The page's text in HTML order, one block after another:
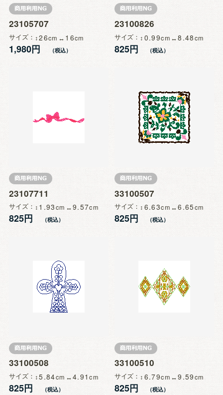
23105707
サイズ 26 16
1,980円
23100826
サイズ 0.99 8.48
825円
23107711
サイズ 1.93 9.57
825円
33100507
サイズ 6.63 6.65
825円
33100508
サイズ 5.84 4.91
825円
33100510
サイズ 6.79 9.59
825円